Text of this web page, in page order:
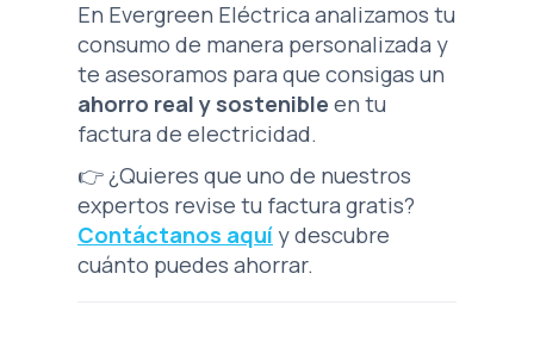
En Evergreen Eléctrica analizamos tu
consumo de manera personalizada y
te asesoramos para que consigas un
ahorro real y sostenible en tu
factura de electricidad.
👉 ¿Quieres que uno de nuestros
expertos revise tu factura gratis?
Contáctanos aquí y descubre
cuánto puedes ahorrar.